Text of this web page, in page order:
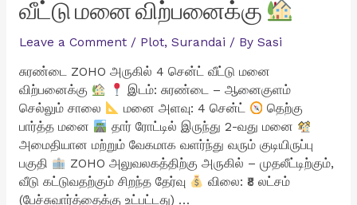
விலையில்
வீடு
விற்பனைக்கு
வீட்டு மனை விற்பனைக்கு
Leave a Comment / Plot, Surandai / By Sasi
சுரண்டை ZOHO அருகில் 4 சென்ட் வீட்டு மனை
விற்பனைக்கு
இடம்: சுரண்டை – ஆனைகுளம்
செல்லும் சாலை
மனை அளவு: 4 சென்ட்
தெற்கு
பார்த்த மனை
தார் ரோட்டில் இருந்து 2-வது மனை
அமைதியான மற்றும் வேகமாக வளர்ந்து வரும் குடியிருப்பு
பகுதி
ZOHO அலுவலகத்திற்கு அருகில் – முதலீட்டிற்கும்,
வீடு கட்டுவதற்கும் சிறந்த தேர்வு
விலை: ₹8 லட்சம்
(பேச்சுவார்த்தைக்கு உட்பட்டது) …